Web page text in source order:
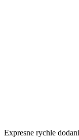
Expresne rychle